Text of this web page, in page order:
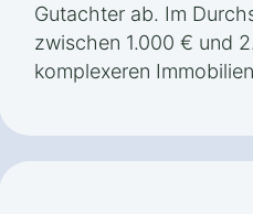
Gutachter ab. Im
zwischen 1.000 € und
komplexeren